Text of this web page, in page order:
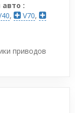
:
, V70,
приводов